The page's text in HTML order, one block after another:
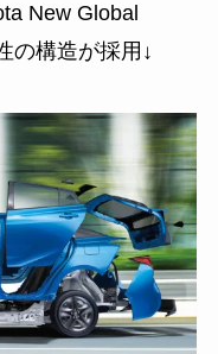
New Global
の構造が採用↓